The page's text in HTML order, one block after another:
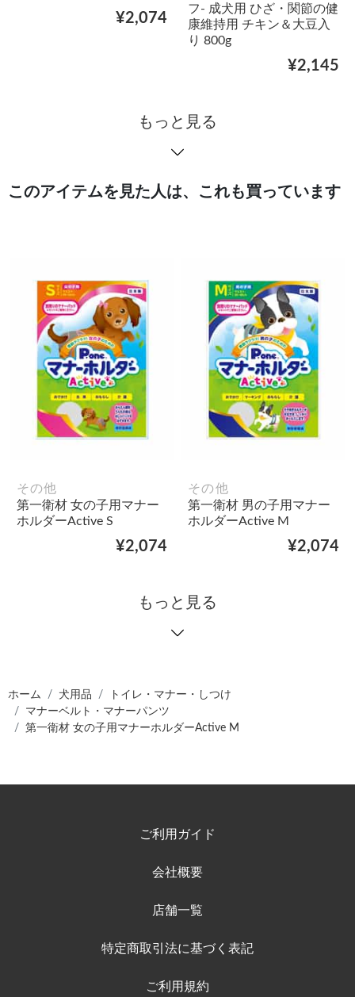
¥2,074
フ- 成犬用 ひざ・関節の健
康維持用 チキン＆大豆入
り 800g
¥2,145
もっと見る
このアイテムを見た人は、これも買っています
その他
第一衛材 女の子用マナー
ホルダーActive S
¥2,074
その他
第一衛材 男の子用マナー
ホルダーActive M
¥2,074
もっと見る
ホーム 犬用品
トイレ・マナー・しつけ
マナーベルト・マナーパンツ
第一衛材 女の子用マナーホルダーActive M
ご利用ガイド
会社概要
店舗一覧
特定商取引法に基づく表記
ご利用規約